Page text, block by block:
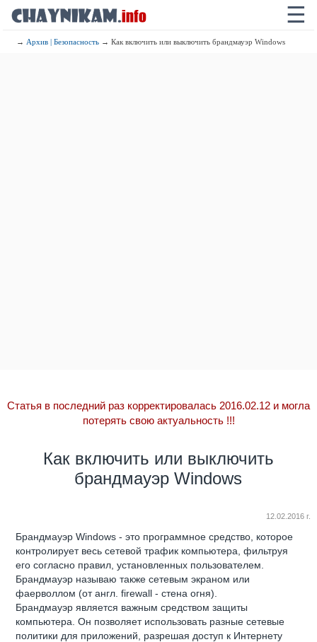
☰
→ Архив | Безопасность → Как включить или выключить брандмауэр Windows
Статья в последний раз корректировалась 2016.02.12 и могла
потерять свою актуальность!!!
Как включить или выключить
брандмауэр Windows
12.02.2016 г.
Брандмауэр Windows - это программное средство, которое
контролирует весь сетевой трафик компьютера, фильтруя
его согласно правил, установленных пользователем.
Брандмауэр называю также сетевым экраном или
фаерволлом (от англ. firewall - стена огня).
Брандмауэр является важным средством защиты
компьютера. Он позволяет использовать разные сетевые
политики для приложений, разрешая доступ к Интернету